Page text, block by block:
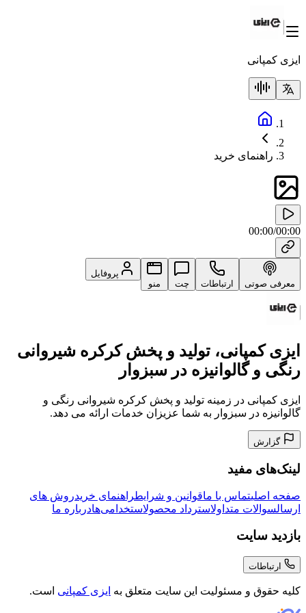
ایزی کمپانی
راهنمای خرید
00:00/00:00
معرفی صوتی ارتباطات چت منو
پروفایل
ایزی کمپانی، تولید و پخش کرکره شیروانی
رنگی و گالوانیزه در سبزوار
ایزی کمپانی در زمینه تولید و پخش کرکره شیروانی رنگی و
گالوانیزه در سبزوار به شما عزیزان خدمات ارائه می دهد.
گزارش
لینک‌های مفید
صفحه اصلیتماس با ماقوانین و شرایطراهنمای خریدروش های
ارسالسوالات متداولاسترداد محصولاستخدامی‌هادرباره ما
بازدید سایت
ارتباطات
کلیه حقوق و مسئولیت این سایت متعلق به ایزی کمپانی است.